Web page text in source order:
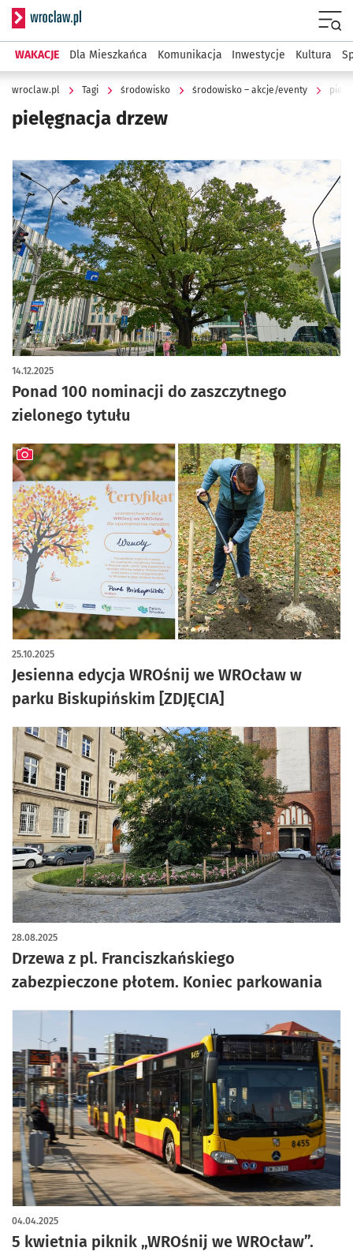
Serwis informacyjny wroclaw.pl
WAKACJE Dla Mieszkańca Komunikacja Inwestycje Kultura
wroclaw.pl Tagi środowisko środowisko – akcje/eventy
pielęgnacja drzew
Ponad 100 nominacji do zaszczytnego
zielonego tytułu
14.12.2025
Jesienna edycja WROśnij we WROcław w
parku Biskupińskim [ZDJĘCIA]
25.10.2025
artykuł z galerią zdjęć
Drzewa z pl. Franciszkańskiego
zabezpieczone płotem. Koniec parkowania
28.08.2025
5 kwietnia piknik „WROśnij we WROcław”.
04.04.2025